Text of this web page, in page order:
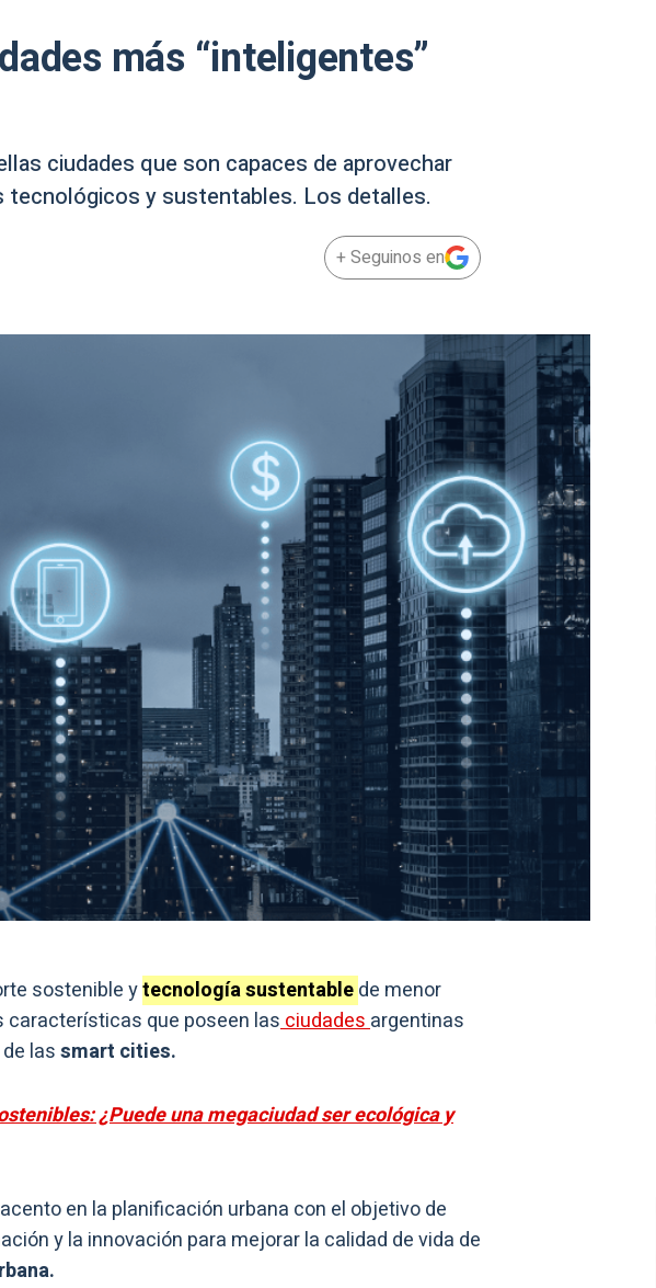
más “inteligentes”
ciudades que son capaces de aprovechar
tecnológicos y sustentables. Los detalles.
+ Seguinos en
sostenible ytecnología sustentablede menor
características que poseen lasciudadesargentinas
lassmart cities.
¿Puede una megaciudad ser ecológica y
en la planificación urbana con el objetivo de
y la innovación para mejorar la calidad de vida de